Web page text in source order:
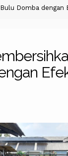
Domba dengan